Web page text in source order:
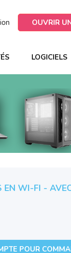
OUVRIR
LOGICIELS
WI-FI -
POUR